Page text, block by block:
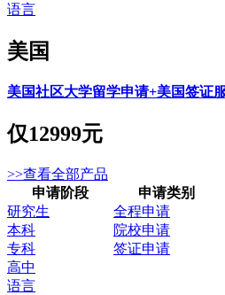
语言
美国
美国社区大学留学申请+美国签证
仅12999元
>>查看全部产品
申请阶段
申请类别
研究生
全程申请
本科
院校申请
专科
签证申请
高中
语言